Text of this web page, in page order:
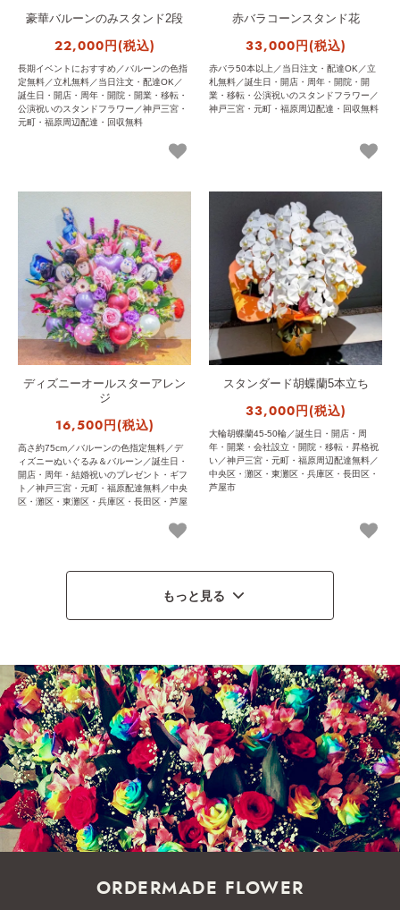
豪華バルーンのみスタンド2段
22,000円(税込)
長期イベントにおすすめ／バルーンの色指
定無料／立札無料／当日注文・配達OK／
誕生日・開店・周年・開院・開業・移転・
公演祝いのスタンドフラワー／神戸三宮・
元町・福原周辺配達・回収無料
赤バラコーンスタンド花
33,000円(税込)
赤バラ50本以上／当日注文・配達OK／立
札無料／誕生日・開店・周年・開院・開
業・移転・公演祝いのスタンドフラワー／
神戸三宮・元町・福原周辺配達・回収無料
ディズニーオールスターアレン
ジ
16,500円(税込)
高さ約75cm／バルーンの色指定無料／デ
ィズニーぬいぐるみ＆バルーン／誕生日・
開店・周年・結婚祝いのプレゼント・ギフ
ト／神戸三宮・元町・福原配達無料／中央
区・灘区・東灘区・兵庫区・長田区・芦屋
スタンダード胡蝶蘭5本立ち
33,000円(税込)
大輪胡蝶蘭45-50輪／誕生日・開店・周
年・開業・会社設立・開院・移転・昇格祝
い／神戸三宮・元町・福原周辺配達無料／
中央区・灘区・東灘区・兵庫区・長田区・
芦屋市
もっと見る
ORDERMADE FLOWER